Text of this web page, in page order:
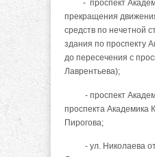
- проспект
прекращения
средств по нечетной
здания по проспекту
до пересечения с
Лаврентьева);
- проспект
проспекта Академика
Пирогова;
- ул. Николаева от